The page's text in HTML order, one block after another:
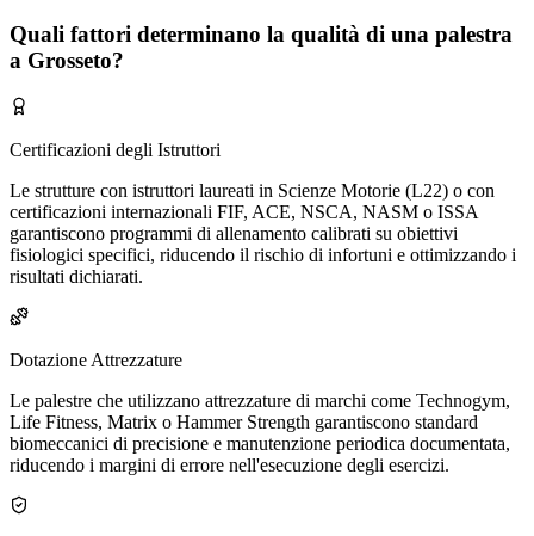
Quali fattori determinano la qualità di una palestra
a Grosseto?
Certificazioni degli Istruttori
Le strutture con istruttori laureati in Scienze Motorie (L22) o con
certificazioni internazionali FIF, ACE, NSCA, NASM o ISSA
garantiscono programmi di allenamento calibrati su obiettivi
fisiologici specifici, riducendo il rischio di infortuni e ottimizzando i
risultati dichiarati.
Dotazione Attrezzature
Le palestre che utilizzano attrezzature di marchi come Technogym,
Life Fitness, Matrix o Hammer Strength garantiscono standard
biomeccanici di precisione e manutenzione periodica documentata,
riducendo i margini di errore nell'esecuzione degli esercizi.